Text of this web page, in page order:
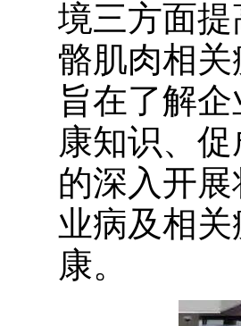
境三方面
骼肌肉相
旨在了解
康知识、
的深入开
业病及相
康。